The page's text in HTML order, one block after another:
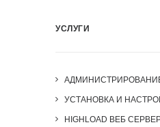
УСЛУГИ
УСТАНОВКА И
HIGHLOAD ВЕБ